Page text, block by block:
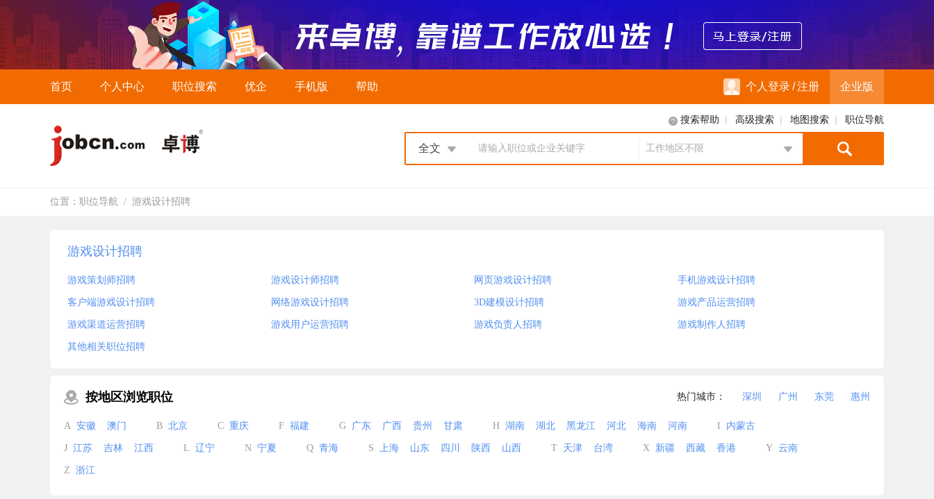
首页 个人中心 职位搜索 优企 手机版 帮助 个人登录/注册 企业版
搜索帮助 | 高级搜索 | 地图搜索 | 职位导航
请输入职位或企业关键字
全文 工作地区不限
位置： 职位导航 / 游戏设计招聘
游戏设计招聘
游戏策划师招聘 游戏设计师招聘 网页游戏设计招聘 手机游戏设计招聘
客户端游戏设计招聘 网络游戏设计招聘 3D建模设计招聘 游戏产品运营招聘
游戏渠道运营招聘 游戏用户运营招聘 游戏负责人招聘 游戏制作人招聘
其他相关职位招聘
按地区浏览职位 热门城市： 深圳 广州 东莞 惠州
A 安徽 澳门 B 北京 C 重庆 F 福建 G 广东 广西 贵州 甘肃 H 湖南 湖北 黑龙江 河北 海南 河南 I 内蒙古
J 江苏 吉林 江西 L 辽宁 N 宁夏 Q 青海 S 上海 山东 四川 陕西 山西 T 天津 台湾 X 新疆 西藏 香港 Y 云南
Z 浙江